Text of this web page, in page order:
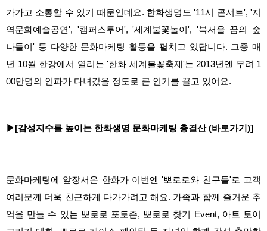
가가고 소통할 수 있기 때문인데요. 한화생명도 '11시 콘서트', '지
역문화예술공연', '캠퍼스투어', '세계불꽃놀이', '북서울 꿈의 숲
나들이' 등 다양한 문화마케팅 활동을 펼치고 있답니다. 그중 매
년 10월 한강에서 열리는 '한화 세계불꽃축제'는 2013년엔 무려 1
00만명의 인파가 다녀갔을 정도로 큰 인기를 끌고 있어요.
▶[감성지수를 높이는 한화생명 문화마케팅 총결산 (바로가기 )]
문화마케팅에 앞장서온 한화가 이번엔 '뽀로로와 친구들'로 고객
여러분께 더욱 친근하게 다가가려고 해요. 가족과 함께 즐거운 추
억을 만들 수 있는 뽀로로 포토존, 뽀로로 찾기 Event, 아트 토이